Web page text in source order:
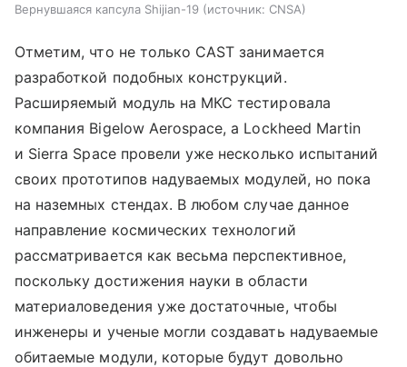
Вернувшаяся капсула Shijian-19 источник: CNSA
Отметим, что не только CAST занимается
разработкой подобных конструкций.
Расширяемый модуль на МКС тестировала
компания Bigelow Aerospace, а Lockheed Martin
и Sierra Space провели уже несколько испытаний
своих прототипов надуваемых модулей, но пока
на наземных стендах. В любом случае данное
направление космических технологий
рассматривается как весьма перспективное,
поскольку достижения науки в области
материаловедения уже достаточные, чтобы
инженеры и ученые могли создавать надуваемые
обитаемые модули, которые будут довольно